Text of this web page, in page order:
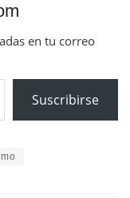
en tu correo
Suscribirse